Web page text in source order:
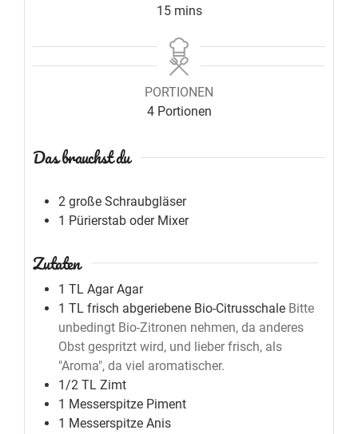
15 mins
PORTIONEN
4 Portionen
Das brauchst du
2 große Schraubgläser
1 Pürierstab oder Mixer
Zutaten
1 TL Agar Agar
1 TL frisch abgeriebene Bio-Citrusschale Bitte
unbedingt Bio-Zitronen nehmen, da anderes
Obst gespritzt wird, und lieber frisch, als
"Aroma", da viel aromatischer.
1/2 TL Zimt
1 Messerspitze Piment
1 Messerspitze Anis